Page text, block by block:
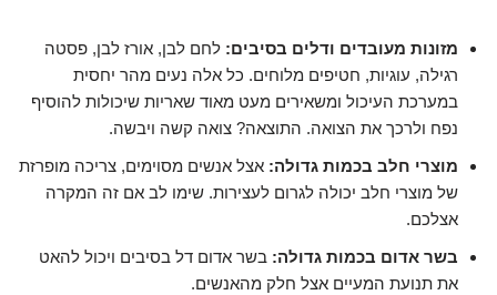
מזונות מעובדים ודלים בסיבים: לחם לבן, אורז לבן, פסטה
רגילה, עוגיות, חטיפים מלוחים. כל אלה נעים מהר יחסית
במערכת העיכול ומשאירים מעט מאוד שאריות שיכולות להוסיף
נפח ולרכך את הצואה. התוצאה? צואה קשה ויבשה.
מוצרי חלב בכמות גדולה: אצל אנשים מסוימים, צריכה מופרזת
של מוצרי חלב יכולה לגרום לעצירות. שימו לב אם זה המקרה
אצלכם.
בשר אדום בכמות גדולה: בשר אדום דל בסיבים ויכול להאט
את תנועת המעיים אצל חלק מהאנשים.